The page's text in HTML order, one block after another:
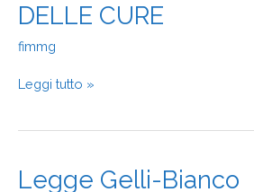
DELLE CURE
fimmg
PIANIFICAZIONE
CONDIVISA
DELLE
Leggi tutto »
Legge Gelli-Bianco
Legge